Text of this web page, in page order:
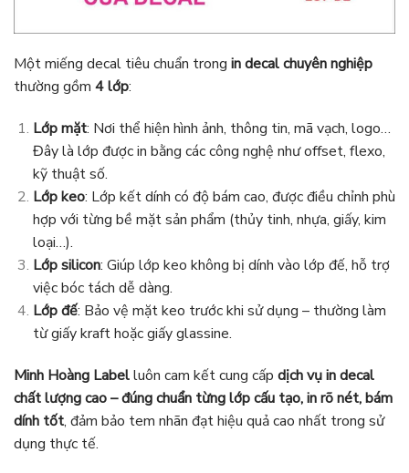
Một miếng decal tiêu chuẩn trong in decal chuyên nghiệp
thường gồm 4 lớp:
Lớp mặt: Nơi thể hiện hình ảnh, thông tin, mã vạch, logo…
Đây là lớp được in bằng các công nghệ như offset, flexo,
kỹ thuật số.
Lớp keo: Lớp kết dính có độ bám cao, được điều chỉnh phù
hợp với từng bề mặt sản phẩm (thủy tinh, nhựa, giấy, kim
loại…).
Lớp silicon: Giúp lớp keo không bị dính vào lớp đế, hỗ trợ
việc bóc tách dễ dàng.
Lớp đế: Bảo vệ mặt keo trước khi sử dụng – thường làm
từ giấy kraft hoặc giấy glassine.
Minh Hoàng Labelluôn cam kết cung cấp dịch vụ in decal
chất lượng cao – đúng chuẩn từng lớp cấu tạo, in rõ nét, bám
dính tốt, đảm bảo tem nhãn đạt hiệu quả cao nhất trong sử
dụng thực tế.